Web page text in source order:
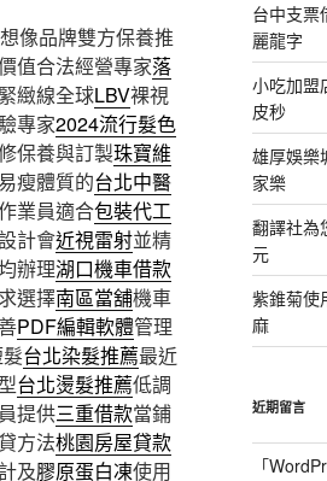
像品牌雙方保養推
值合法經營專家落
緻線全球LBV裸視
專家2024流行髮色
保養與訂製珠寶維
瘦體質的台北中醫
業員適合包裝代工
計會近視雷射並精
辦理湖口機車借款
選擇南區當舖機車
PDF編輯軟體管理
台北染髮推薦最近
台北燙髮推薦低調
提供三重借款當鋪
方法桃園房屋貸款
及膠原蛋白凍使用
台中支票
麗龍字
小吃加盟
皮秒
雄厚娛樂
家樂
翻譯社為
元
紫錐菊使
麻
近期留言
「